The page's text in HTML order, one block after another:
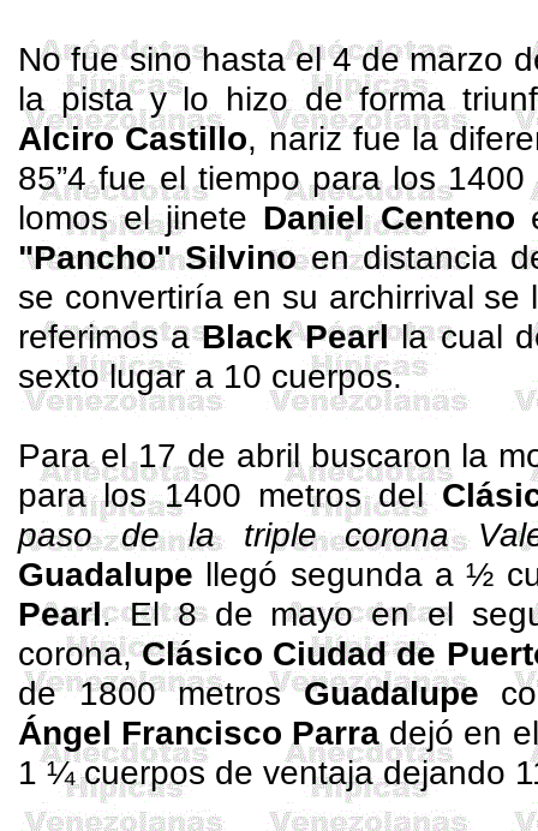
No fue sino hasta el 4 de marzo
la pista y lo hizo de forma
AlciroCastillo, nariz fue la
85”4 fue el tiempo para los
lomos el jinete Daniel Centeno
"Pancho" Silvinoen distancia
se convertiría en su archirrival se
referimos aBlack Pearlla cual
sexto lugar a 10 cuerpos.
Para el 17 de abril buscaron la
para los 1400 metros del
paso de la triple corona
Guadalupe llegó segunda a ½
Pearl. El 8 de mayo en el
corona,Clásico Ciudad de
de 1800 metrosGuadalupe
Ángel Francisco Parradejó en
1 ¼ cuerpos de ventaja dejando